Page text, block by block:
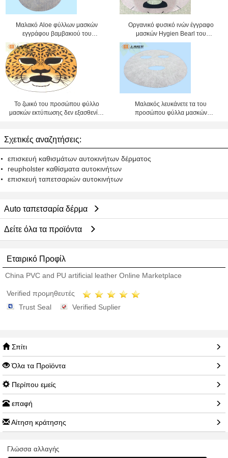
Μαλακό Aloe φύλλων μασκών
εγγράφου βαμβακιού του
προσώπου μη υφανθε'ν ύφασμα
Spunlace ινών
Οργανικό φυσικό ινών έγγραφο
μασκών Hygien Bearl του
προσώπου για την ομορφιά DIY
Το ζωικό του προσώπου φύλλο
μασκών εκτύπωσης δεν εξασθενίζει
Μαλακός λευκάνετε τα του
προσώπου φύλλα μασκών
Σχετικές αναζητήσεις:
επισκευή καθισμάτων αυτοκινήτων δέρματος
reupholster καθίσματα αυτοκινήτων
επισκευή ταπετσαριών αυτοκινήτων
Auto ταπετσαρία δέρμα
Δείτε όλα τα προϊόντα
Εταιρικό Προφίλ
China PVC and PU artificial leather Online Marketplace
Verified προμηθευτές
Trust Seal
Verified Suplier
Σπίτι
Όλα τα Προϊόντα
Περίπου εμείς
επαφή
Αίτηση κράτησης
Γλώσσα αλλαγής